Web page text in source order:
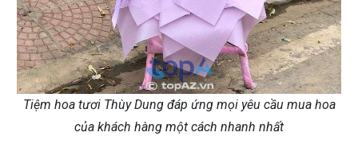
Tiệm hoa tươi Thùy Dung đáp ứng mọi yêu cầu mua hoa
của khách hàng một cách nhanh nhất